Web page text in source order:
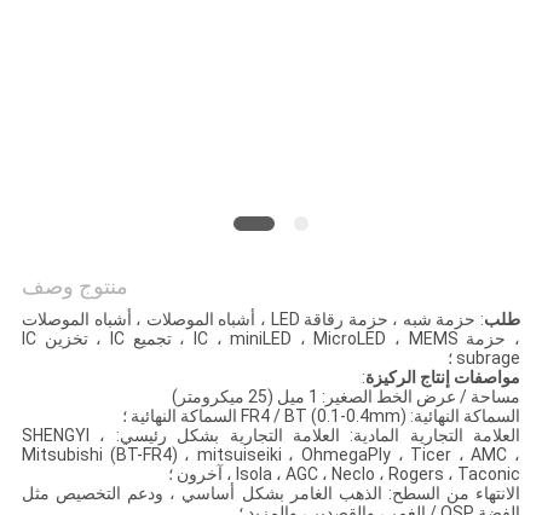
منتوج وصف
طلب
: حزمة شبه ، حزمة رقاقة LED ، أشباه الموصلات ، أشباه الموصلات
، حزمة IC ، miniLED ، MicroLED ، MEMS ، تجميع IC ، تخزين IC
subrage ؛
مواصفات إنتاج الركيزة:
مساحة / عرض الخط الصغير: 1 ميل (25 ميكرومتر)
السماكة النهائية: FR4 / BT (0.1-0.4mm) السماكة النهائية ؛
العلامة التجارية المادية: العلامة التجارية بشكل رئيسي: SHENGYI ،
Mitsubishi (BT-FR4) ، mitsuiseiki ، OhmegaPly ، Ticer ، AMC ،
Isola ، AGC ، Neclo ، Rogers ، Taconic ، آخرون ؛
الانتهاء من السطح: الذهب الغامر بشكل أساسي ، ودعم التخصيص مثل